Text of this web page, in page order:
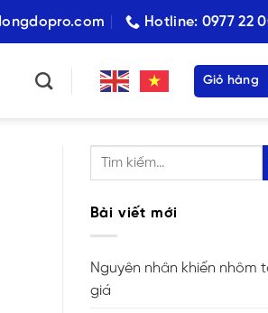
Hotline: 0977 22
Giỏ hàng
Bài viết mới
Nguyên nhân khiến nhôm
giá